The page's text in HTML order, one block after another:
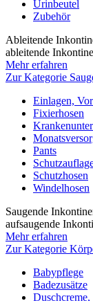
Urinbeutel
Zubehör
Ableitende
ableitende
Mehr erfahren
Zur Kategorie
Einlagen,
Fixierhosen
Pants
Schutzhosen
Windelhosen
Saugende
aufsaugende
Mehr erfahren
Zur Kategorie
Babypflege
Badezusätze
Duschcreme,